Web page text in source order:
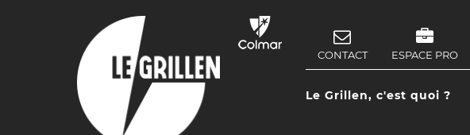
NAVIGATION
SECONDAIRE
CONTACT ESPACE PRO
Le Grillen, c'est quoi ?